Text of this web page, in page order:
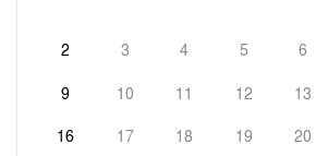
2 3 4 5 6
9 10 11 12 13
16 17 18 19 20